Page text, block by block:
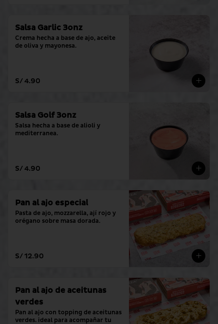
Salsa Garlic 3onz
Crema hecha a base de ajo, aceite
de oliva y mayonesa.
S/ 4.90
Salsa Golf 3onz
Salsa hecha a base de alioli y
mediterranea.
S/ 4.90
Pan al ajo especial
Pasta de ajo, mozzarella, ají rojo y
orégano sobre masa dorada.
S/ 12.90
Pan al ajo de aceitunas
verdes
Pan al ajo con topping de aceitunas
verdes. ideal para acompañar tu